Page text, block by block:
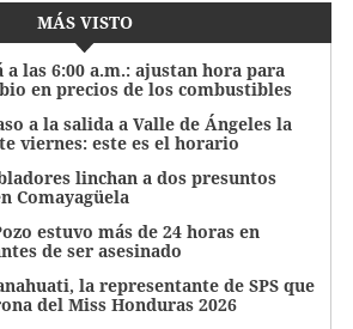
MÁS VISTO
a las 6:00 a.m.: ajustan hora para
en precios de los combustibles
a la salida a Valle de Ángeles la
viernes: este es el horario
linchan a dos presuntos
Comayagüela
estuvo más de 24 horas en
de ser asesinado
la representante de SPS que
del Miss Honduras 2026